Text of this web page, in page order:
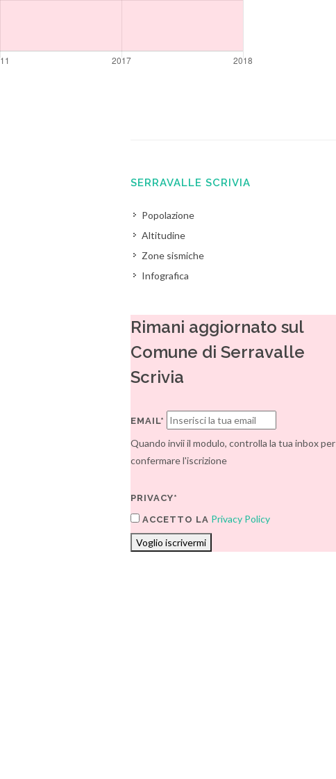
SERRAVALLE SCRIVIA
Popolazione
Altitudine
Zone sismiche
Infografica
Rimani aggiornato sul
Comune di Serravalle
Scrivia
EMAIL*
Quando invii il modulo, controlla la tua inbox per
confermare l'iscrizione
PRIVACY*
ACCETTO LA Privacy Policy
Voglio iscrivermi